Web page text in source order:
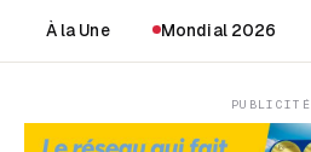
À la Une Mondial 2026
PUBLICITÉ